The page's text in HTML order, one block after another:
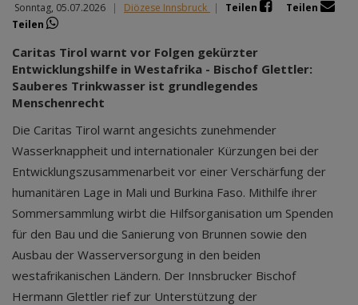
Sonntag, 05.07.2026 | Diözese Innsbruck | Teilen
Teilen
Teilen
Caritas Tirol warnt vor Folgen gekürzter
Entwicklungshilfe in Westafrika - Bischof Glettler:
Sauberes Trinkwasser ist grundlegendes
Menschenrecht
Die Caritas Tirol warnt angesichts zunehmender
Wasserknappheit und internationaler Kürzungen bei der
Entwicklungszusammenarbeit vor einer Verschärfung der
humanitären Lage in Mali und Burkina Faso. Mithilfe ihrer
Sommersammlung wirbt die Hilfsorganisation um Spenden
für den Bau und die Sanierung von Brunnen sowie den
Ausbau der Wasserversorgung in den beiden
westafrikanischen Ländern. Der Innsbrucker Bischof
Hermann Glettler rief zur Unterstützung der